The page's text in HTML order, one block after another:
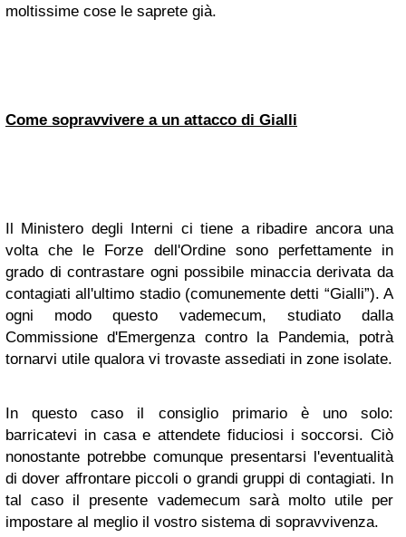
moltissime cose le saprete già.
Come sopravvivere a un attacco di Gialli
Il Ministero degli Interni ci tiene a ribadire ancora una
volta che le Forze dell'Ordine sono perfettamente in
grado di contrastare ogni possibile minaccia derivata da
contagiati all'ultimo stadio (comunemente detti “Gialli”). A
ogni modo questo vademecum, studiato dalla
Commissione d'Emergenza contro la Pandemia, potrà
tornarvi utile qualora vi trovaste assediati in zone isolate.
In questo caso il consiglio primario è uno solo:
barricatevi in casa e attendete fiduciosi i soccorsi. Ciò
nonostante potrebbe comunque presentarsi l'eventualità
di dover affrontare piccoli o grandi gruppi di contagiati. In
tal caso il presente vademecum sarà molto utile per
impostare al meglio il vostro sistema di sopravvivenza.